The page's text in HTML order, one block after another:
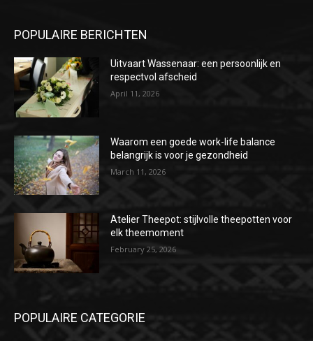
POPULAIRE BERICHTEN
Uitvaart Wassenaar: een persoonlijk en
respectvol afscheid
April 11, 2026
Waarom een goede work-life balance
belangrijk is voor je gezondheid
March 11, 2026
Atelier Theepot: stijlvolle theepotten voor
elk theemoment
February 25, 2026
POPULAIRE CATEGORIE